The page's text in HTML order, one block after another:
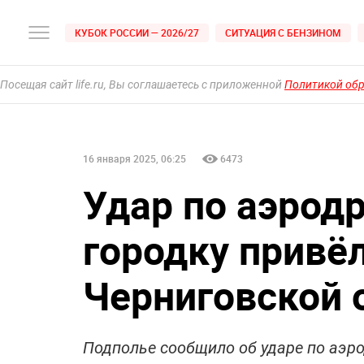
КУБОК РОССИИ — 2026/27 СИТУАЦИЯ С БЕНЗИНОМ
Посещая сайт life.ru, Вы соглашаетесь с приложеннойПолитикой
16 января 2025, 06:25 6473
Удар по
городку
Черниговской
Подполье сообщило об ударе по